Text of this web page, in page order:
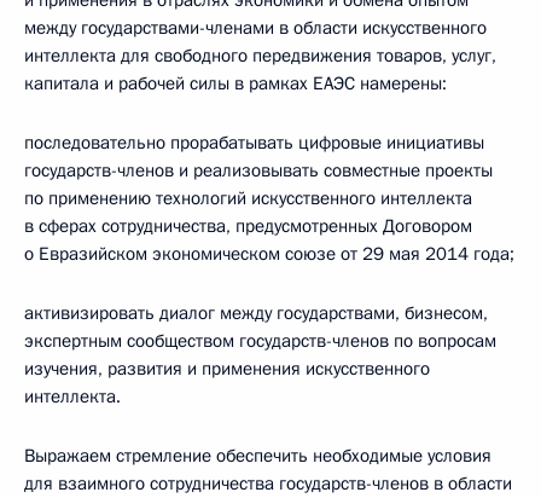
между государствами-членами в области искусственного
интеллекта для свободного передвижения товаров, услуг,
капитала и рабочей силы в рамках ЕАЭС намерены:
последовательно прорабатывать цифровые инициативы
государств-членов и реализовывать совместные проекты
по применению технологий искусственного интеллекта
в сферах сотрудничества, предусмотренных Договором
о Евразийском экономическом союзе от 29 мая 2014 года;
активизировать диалог между государствами, бизнесом,
экспертным сообществом государств-членов по вопросам
изучения, развития и применения искусственного
интеллекта.
Выражаем стремление обеспечить необходимые условия
для взаимного сотрудничества государств-членов в области